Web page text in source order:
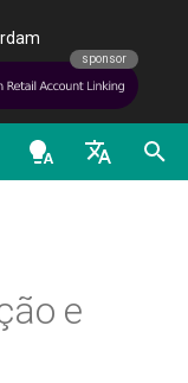
🎤
sponsor
Passos
da requisição
dados
de status
as versões do
um Servidor
- Como Fazer -
docs
e